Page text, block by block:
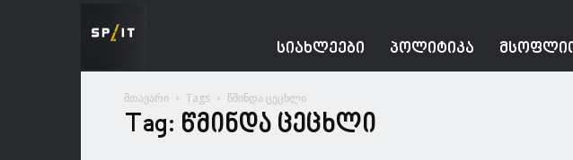
ᲡᲘᲐᲮᲚᲔᲔᲑᲘ ᲞᲝᲚᲘᲢᲘᲙᲐ
მთავარი Tags წმინდა ცეცხლი
Tag: წმინდა ცეცხლი